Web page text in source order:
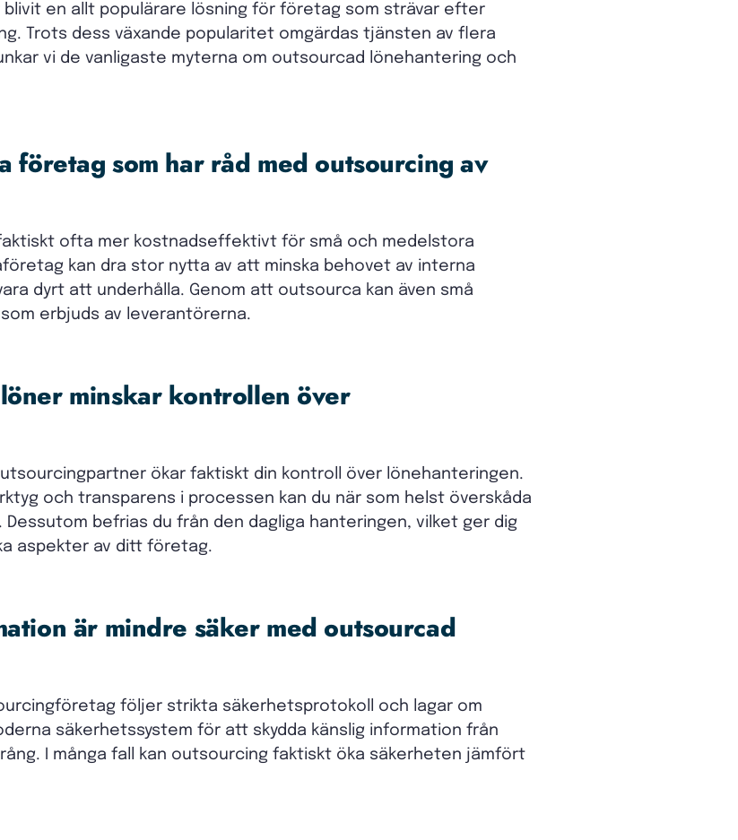
blivit en allt populärare lösning för företag som strävar efter
Trots dess växande popularitet omgärdas tjänsten av flera
vi de vanligaste myterna om outsourcad lönehantering och
företag som har råd med outsourcing av
ofta mer kostnadseffektivt för små och medelstora
kan dra stor nytta av att minska behovet av interna
dyrt att underhålla. Genom att outsourca kan även små
erbjuds av leverantörerna.
minskar kontrollen över
ökar faktiskt din kontroll över lönehanteringen.
och transparens i processen kan du när som helst överskåda
befrias du från den dagliga hanteringen, vilket ger dig
aspekter av ditt företag.
är mindre säker med outsourcad
följer strikta säkerhetsprotokoll och lagar om
säkerhetssystem för att skydda känslig information från
I många fall kan outsourcing faktiskt öka säkerheten jämfört